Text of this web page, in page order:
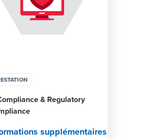
& Regulatory
supplémentaires